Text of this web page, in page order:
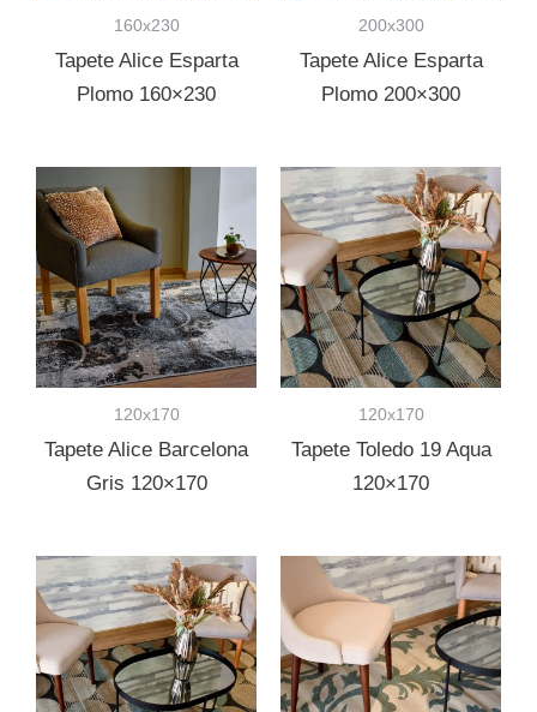
160x230
Tapete Alice Esparta
Plomo 160×230
200x300
Tapete Alice Esparta
Plomo 200×300
120x170
Tapete Alice Barcelona
Gris 120×170
120x170
Tapete Toledo 19 Aqua
120×170